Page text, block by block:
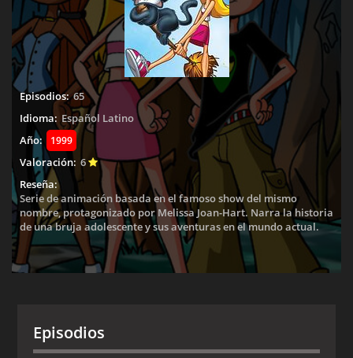
Episodios: 65
Idioma: Español Latino
Año:
1999
Valoración: 6
Reseña:
Serie de animación basada en el famoso show del mismo
nombre, protagonizado por Melissa Joan-Hart. Narra la historia
de una bruja adolescente y sus aventuras en el mundo actual.
Episodios